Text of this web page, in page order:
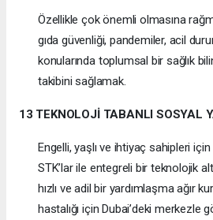
Özellikle çok önemli olmasına
gıda güvenliği, pandemiler, acil
konularında toplumsal bir sağlık
takibini sağlamak.
13 TEKNOLOJİ TABANLI SOSYAL
Engelli, yaşlı ve ihtiyaç sahipleri
STK’lar ile entegreli bir teknolojik
hızlı ve adil bir yardımlaşma ağır
hastalığı için Dubai’deki merkezle